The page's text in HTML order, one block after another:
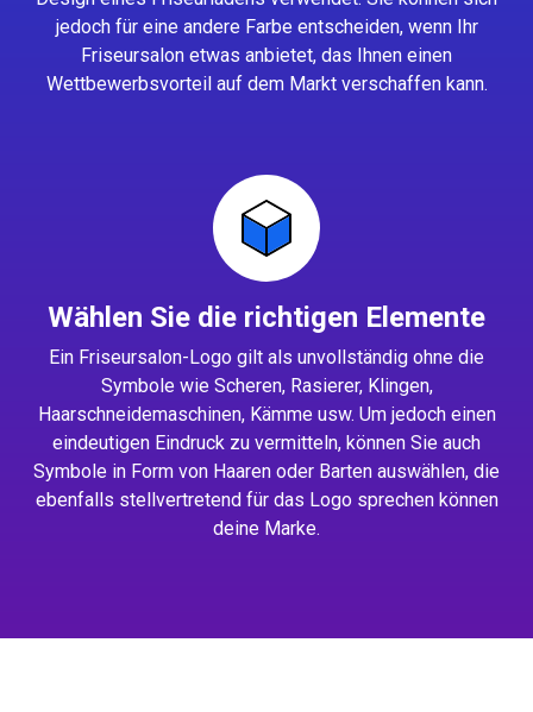
jedoch für eine andere Farbe entscheiden, wenn Ihr
Friseursalon etwas anbietet, das Ihnen einen
Wettbewerbsvorteil auf dem Markt verschaffen kann.
Wählen Sie die richtigen Elemente
Ein Friseursalon-Logo gilt als unvollständig ohne die
Symbole wie Scheren, Rasierer, Klingen,
Haarschneidemaschinen, Kämme usw. Um jedoch einen
eindeutigen Eindruck zu vermitteln, können Sie auch
Symbole in Form von Haaren oder Barten auswählen, die
ebenfalls stellvertretend für das Logo sprechen können
deine Marke.